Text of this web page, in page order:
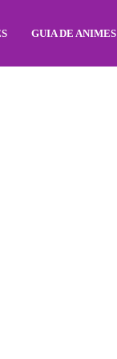
GUIA DE ANIMES